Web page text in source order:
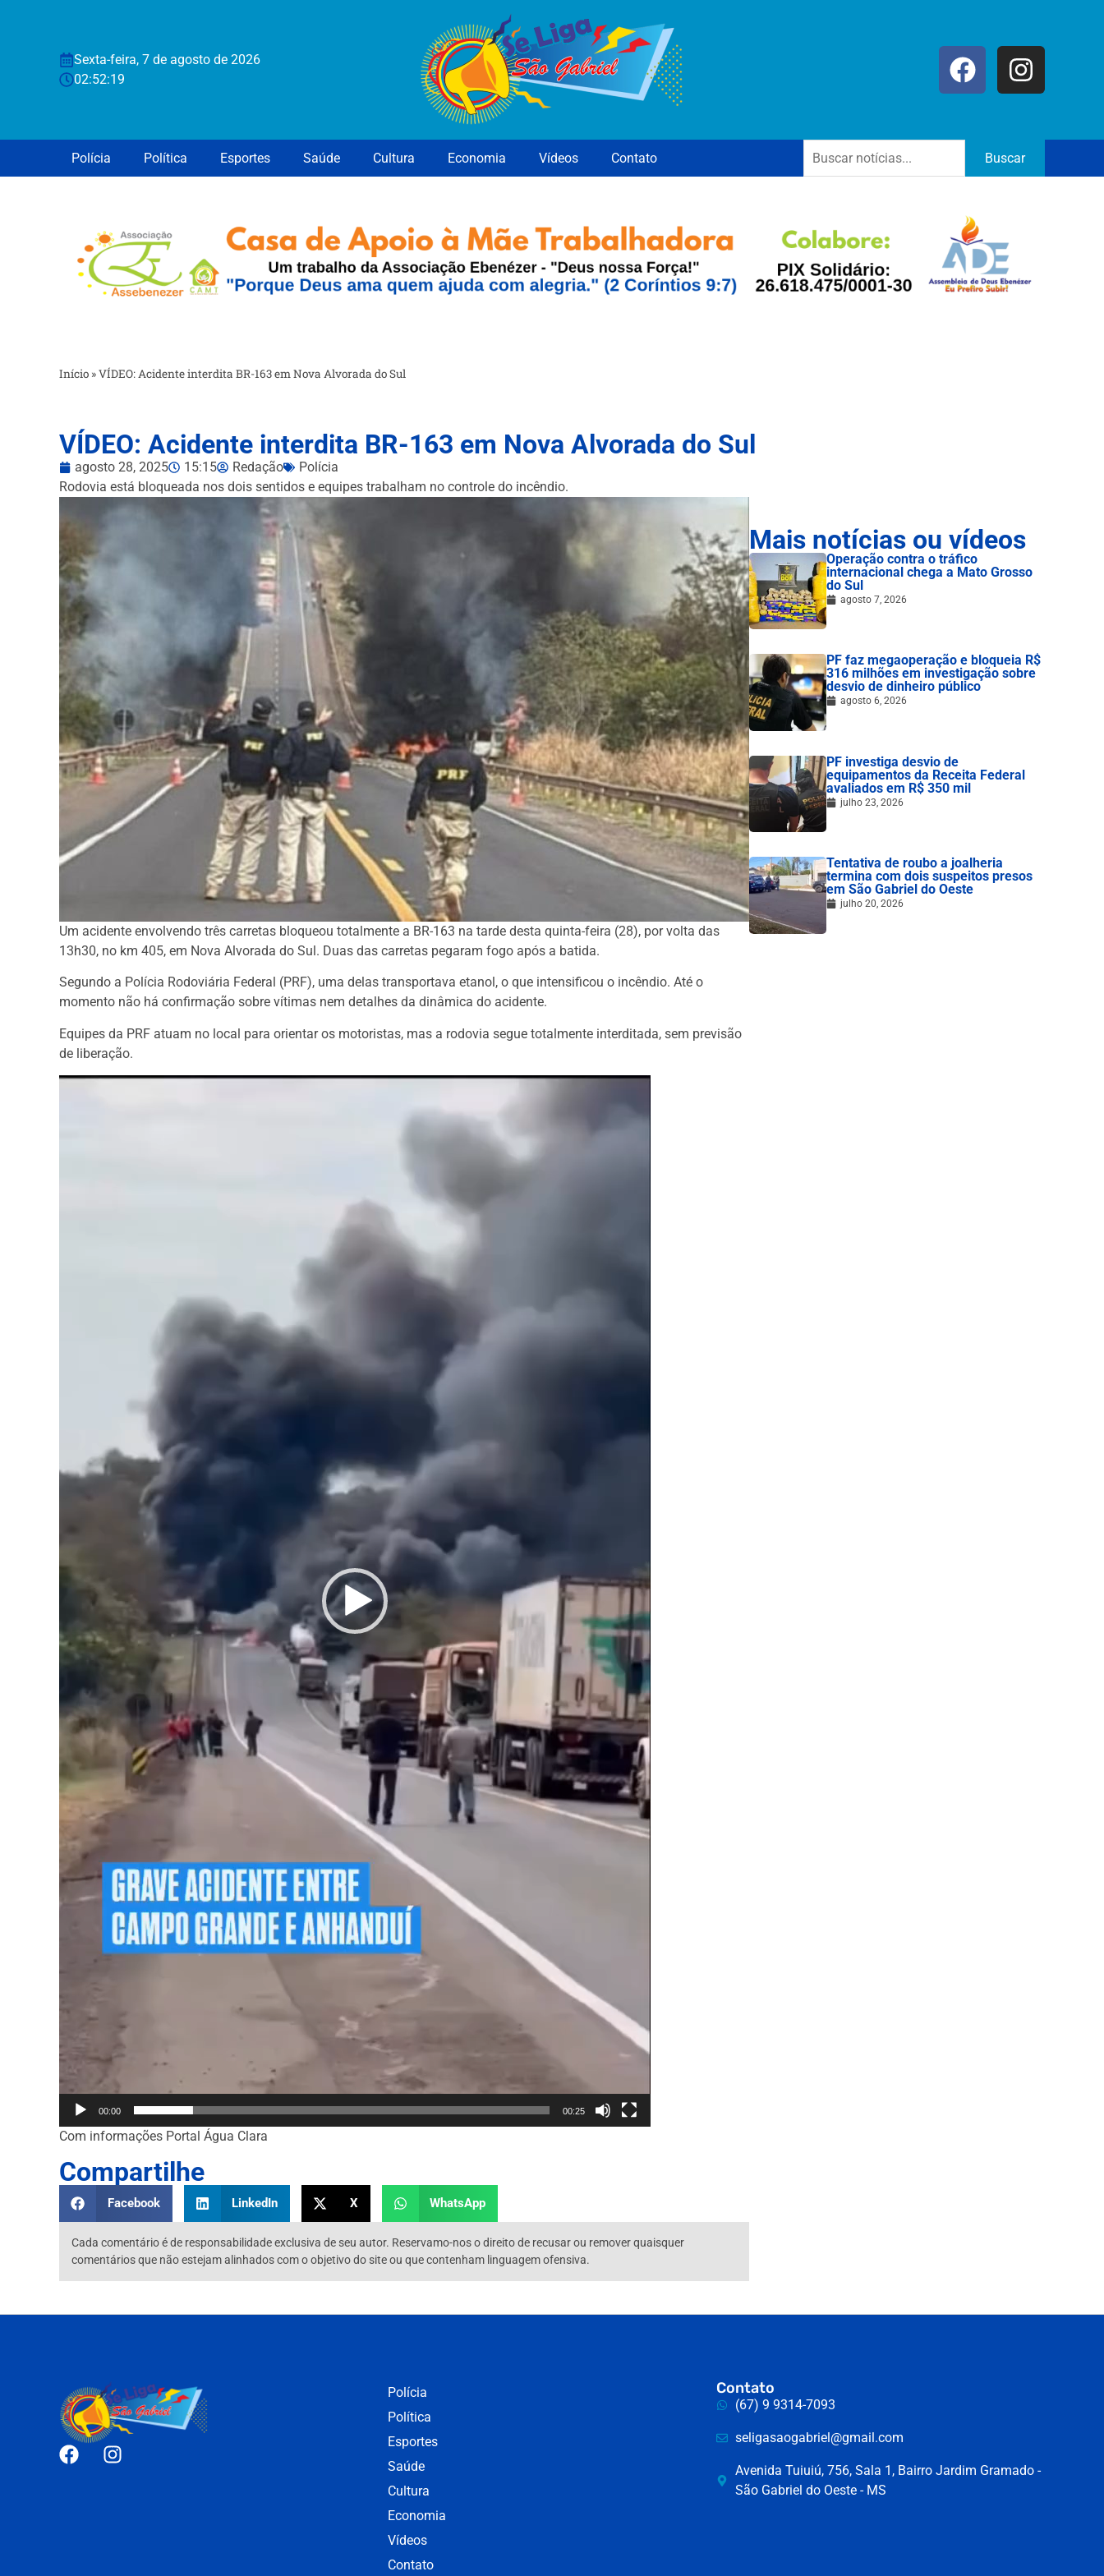
Sexta-feira, 7 de agosto de 2026
02:52:20
Polícia Política Esportes Saúde Cultura Economia Vídeos Contato Buscar
Início »VÍDEO: Acidente interdita BR-163 em Nova Alvorada do Sul
VÍDEO: Acidente interdita BR-163 em Nova Alvorada do Sul
agosto 28, 2025 15:15 Redação
Polícia
Rodovia está bloqueada nos dois sentidos e equipes trabalham no controle do incêndio.
Um acidente envolvendo três carretas bloqueou totalmente a BR-163 na tarde desta quinta-feira (28), por volta das
13h30, no km 405, em Nova Alvorada do Sul. Duas das carretas pegaram fogo após a batida.
Segundo a Polícia Rodoviária Federal (PRF), uma delas transportava etanol, o que intensificou o incêndio. Até o
momento não há confirmação sobre vítimas nem detalhes da dinâmica do acidente.
Equipes da PRF atuam no local para orientar os motoristas, mas a rodovia segue totalmente interditada, sem previsão
de liberação.
Tocador
00:00 00:25
Com informações Portal Água Clara
Compartilhe
Facebook LinkedIn X WhatsApp
Cada comentário é de responsabilidade exclusiva de seu autor. Reservamo-nos o direito de recusar ou remover quaisquer
comentários que não estejam alinhados com o objetivo do site ou que contenham linguagem ofensiva.
Mais notícias ou vídeos
Operação contra o tráfico
internacional chega a Mato Grosso
do Sul
agosto 7, 2026
PF faz megaoperação e bloqueia R$
316 milhões em investigação sobre
desvio de dinheiro público
agosto 6, 2026
PF investiga desvio de
equipamentos da Receita Federal
avaliados em R$ 350 mil
julho 23, 2026
Tentativa de roubo a joalheria
termina com dois suspeitos presos
em São Gabriel do Oeste
julho 20, 2026
Polícia
Política
Esportes
Saúde
Cultura
Economia
Vídeos
Contato
Contato
(67) 9 9314-7093
seligasaogabriel@gmail.com
Avenida Tuiuiú, 756, Sala 1, Bairro Jardim Gramado -
São Gabriel do Oeste - MS